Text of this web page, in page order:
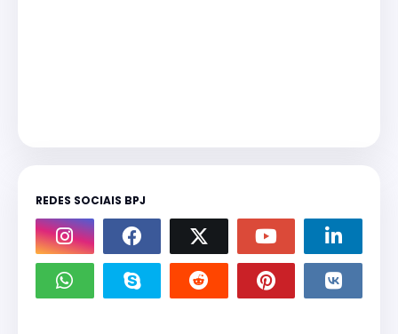
REDES SOCIAIS BPJ